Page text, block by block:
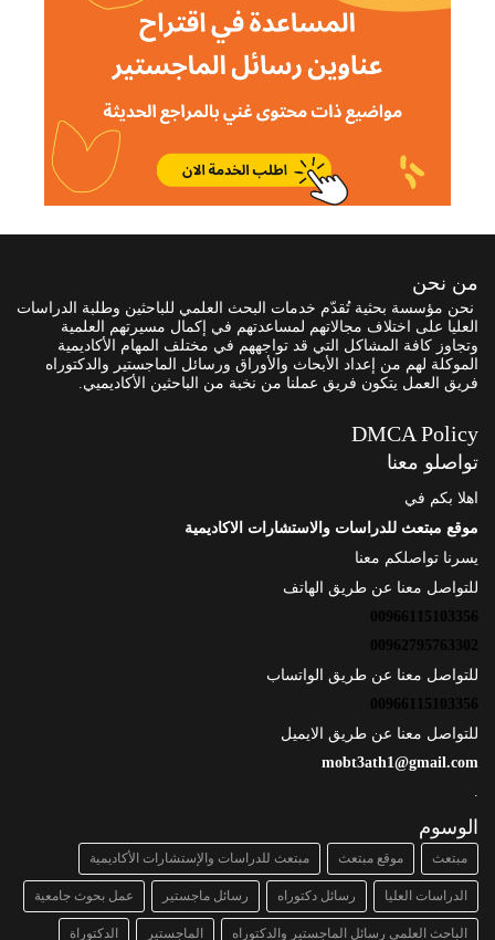
من نحن
نحن مؤسسة بحثية تُقدّم خدمات البحث العلمي للباحثين وطلبة الدراسات
العليا على اختلاف مجالاتهم لمساعدتهم في إكمال مسيرتهم العلمية
وتجاوز كافة المشاكل التي قد تواجههم في مختلف المهام الأكاديمية
الموكلة لهم من إعداد الأبحاث والأوراق ورسائل الماجستير والدكتوراه
فريق العمل يتكون فريق عملنا من نخبة من الباحثين الأكاديميي.
DMCA Policy
تواصلو معنا
اهلا بكم في
موقع مبتعث للدراسات والاستشارات الاكاديمية
يسرنا تواصلكم معنا
للتواصل معنا عن طريق الهاتف
00966115103356
00962795763302
للتواصل معنا عن طريق الواتساب
00966115103356
للتواصل معنا عن طريق الايميل
mobt3ath1@gmail.com
.
الوسوم
مبتعث موقع مبتعث مبتعث للدراسات والإستشارات الأكاديمية
الدراسات العليا رسائل دكتوراه رسائل ماجستير عمل بحوث جامعية
الباحث العلمي رسائل الماجستير والدكتوراه الماجستير الدكتوراة